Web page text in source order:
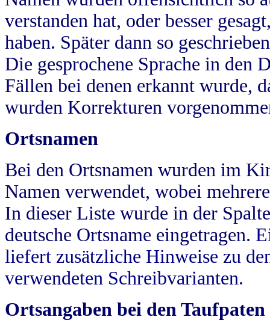
verstanden hat, oder besser
haben. Später dann so
Die gesprochene Sprache in
Fällen bei denen erkannt wurde,
wurden Korrekturen
Ortsnamen
Bei den Ortsnamen wurden im
Namen verwendet, wobei
In dieser Liste wurde in der
deutsche Ortsname eingetragen.
liefert zusätzliche Hinweise zu
verwendeten Schreibvarianten.
Ortsangaben bei den Taufpaten